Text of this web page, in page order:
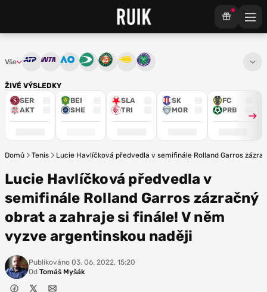
ŽIVÉ VÝSLEDKY
SER
AKT
BEI
SHE
SLA
TRI
SK
MOR
FC
PRB
Vše WTA Australian Open
Davis CupFrench Open
US OpenWimbledon
Domů Tenis Lucie Havlíčková předvedla v semifinále Rolland Garros
Lucie Havlíčková předvedla v
semifinále Rolland Garros zázračný
obrat a zahraje si finále! V něm
vyzve argentinskou naději
Publikováno 03. 06. 2022, 15:20
Od Tomáš Myšák